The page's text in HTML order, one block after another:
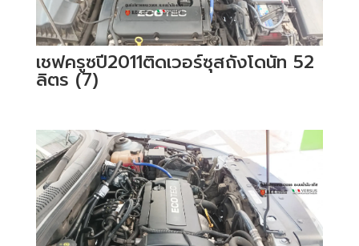
เชฟครูซปี2011ติดเวอร์ซุสถังโดนัท 52
ลิตร (7)